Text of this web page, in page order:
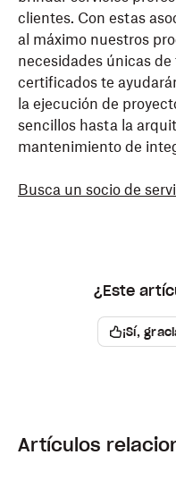
clientes. Con estas
al máximo nuestros
necesidades únicas
certificados te
la ejecución de
sencillos hasta la
mantenimiento de
Busca un socio de
¿Este
¡Sí,
Artículos